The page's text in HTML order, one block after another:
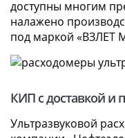
доступны многим
налажено
под маркой «ВЗЛЕТ
КИП с доставкой и
Ультразвуковой